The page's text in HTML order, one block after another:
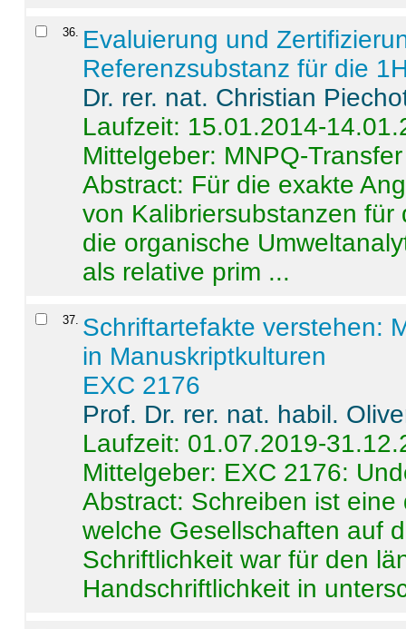
36. Evaluierung und
Referenzsubstanz für die
Dr. rer. nat. Christian
Laufzeit: 15.01.2014-
Mittelgeber: MNPQ-Transfer
Abstract: Für die exakte
von Kalibriersubstanzen
die organische
als relative prim ...
37. Schriftartefakte verstehen:
in Manuskriptkulturen
EXC 2176
Prof. Dr. rer. nat. habil.
Laufzeit: 01.07.2019-
Mittelgeber: EXC 2176:
Abstract: Schreiben ist
welche Gesellschaften auf
Schriftlichkeit war für den
Handschriftlichkeit in